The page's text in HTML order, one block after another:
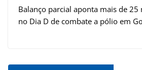
Balanço parcial aponta mais de 25
no Dia D de combate a pólio em